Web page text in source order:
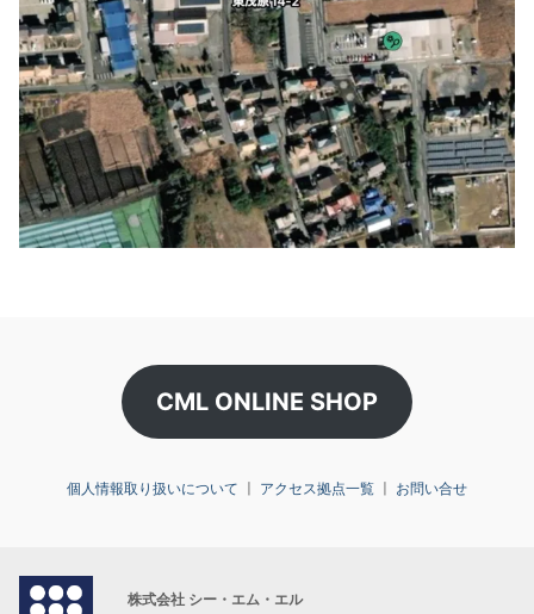
CML ONLINE SHOP
個人情報取り扱いについて アクセス拠点一覧 お問い合せ
株式会社 シー・エム・エル